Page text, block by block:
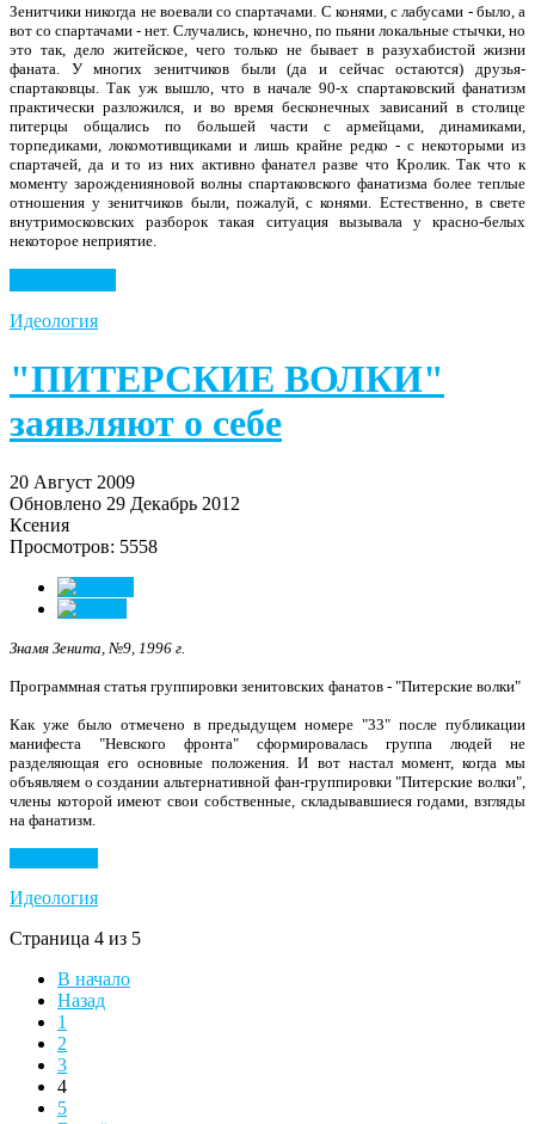
Зенитчики никогда не воевали со спартачами. С конями, с лабусами - было, а
вот со спартачами - нет. Случались, конечно, по пьяни локальные стычки, но
это так, дело житейское, чего только не бывает в разухабистой жизни
фаната. У многих зенитчиков были (да и сейчас остаются) друзья-
спартаковцы. Так уж вышло, что в начале 90-х спартаковский фанатизм
практически разложился, и во время бесконечных зависаний в столице
питерцы общались по большей части с армейцами, динамиками,
торпедиками, локомотивщиками и лишь крайне редко - с некоторыми из
спартачей, да и то из них активно фанател разве что Кролик. Так что к
моменту зарожденияновой волны спартаковского фанатизма более теплые
отношения у зенитчиков были, пожалуй, с конями. Естественно, в свете
внутримосковскихразборок такая ситуация вызывала у красно-белых
некоторое неприятие.
Идеология
"ПИТЕРСКИЕ ВОЛКИ"
заявляют о себе
20 Август 2009
Обновлено 29 Декабрь 2012
Ксения
Просмотров: 5558
Знамя Зенита, №9, 1996 г.
Программная статья группировки зенитовских фанатов - "Питерские волки"
Как уже было отмечено в предыдущем номере "33" после публика­ции
манифеста "Невского фронта" сфор­мировалась группа людей не
разделяющая его основные положения. И вот настал момент, когда мы
объявляем о создании альтернативной фан-группировки "Питер­ские волки",
члены которой имеют свои собственные, складывавшиеся годами, взгляды
на фанатизм.
Идеология
Страница 4 из 5
В начало
Назад
1
2
3
4
5